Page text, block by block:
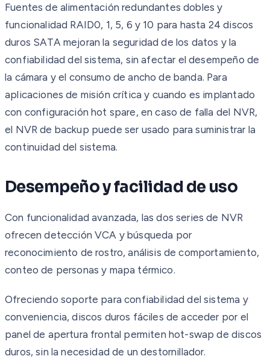
Fuentes de alimentación redundantes dobles y
funcionalidad RAID0, 1, 5, 6 y 10 para hasta 24 discos
duros SATA mejoran la seguridad de los datos y la
confiabilidad del sistema, sin afectar el desempeño de
la cámara y el consumo de ancho de banda. Para
aplicaciones de misión crítica y cuando es implantado
con configuración hot spare, en caso de falla del NVR,
el NVR de backup puede ser usado para suministrar la
continuidad del sistema.
Desempeño y facilidad de uso
Con funcionalidad avanzada, las dos series de NVR
ofrecen detección VCA y búsqueda por
reconocimiento de rostro, análisis de comportamiento,
conteo de personas y mapa térmico.
Ofreciendo soporte para confiabilidad del sistema y
conveniencia, discos duros fáciles de acceder por el
panel de apertura frontal permiten hot-swap de discos
duros, sin la necesidad de un destornillador.